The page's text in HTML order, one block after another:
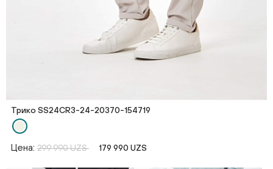
Трико SS24CR3-24-20370-154719
Цена: 299 990 UZS 179 990 UZS